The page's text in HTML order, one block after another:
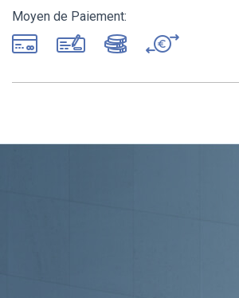
Moyen de Paiement: